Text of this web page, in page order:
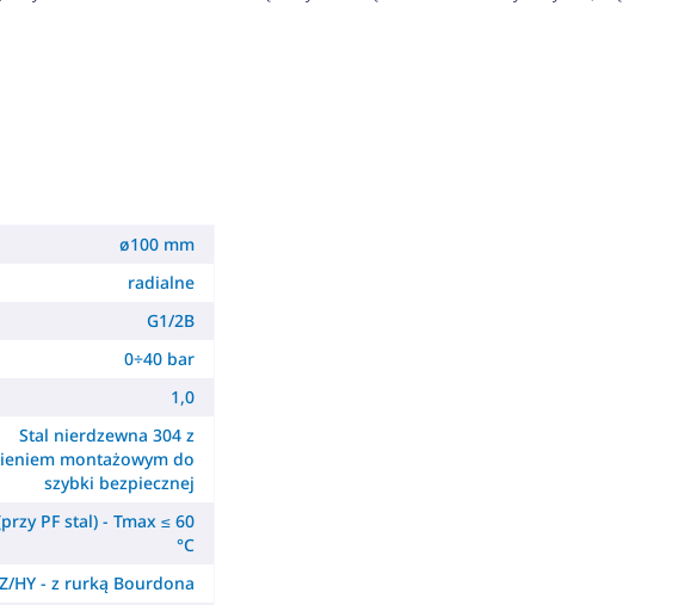
ø100 mm
radialne
G1/2B
0÷40 bar
1,0
Stal nierdzewna 304 z
montażowym do
szybki bezpiecznej
PF stal) - Tmax ≤ 60
°C
HY - z rurką Bourdona